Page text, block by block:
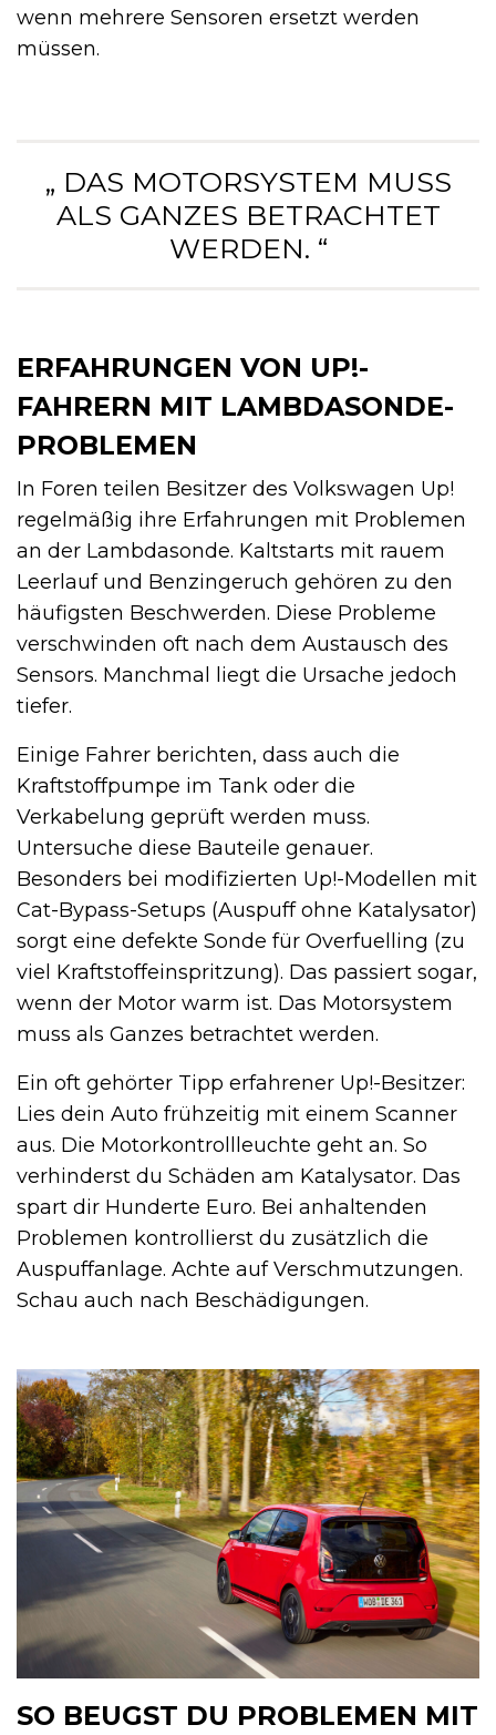
wenn mehrere Sensoren ersetzt werden
müssen.
„ DAS MOTORSYSTEM MUSS
ALS GANZES BETRACHTET
WERDEN. “
ERFAHRUNGEN VON UP!-
FAHRERN MIT LAMBDASONDE-
PROBLEMEN
In Foren teilen Besitzer des Volkswagen Up!
regelmäßig ihre Erfahrungen mit Problemen
an der Lambdasonde. Kaltstarts mit rauem
Leerlauf und Benzingeruch gehören zu den
häufigsten Beschwerden. Diese Probleme
verschwinden oft nach dem Austausch des
Sensors. Manchmal liegt die Ursache jedoch
tiefer.
Einige Fahrer berichten, dass auch die
Kraftstoffpumpe im Tank oder die
Verkabelung geprüft werden muss.
Untersuche diese Bauteile genauer.
Besonders bei modifizierten Up!-Modellen mit
Cat-Bypass-Setups (Auspuff ohne Katalysator)
sorgt eine defekte Sonde für Overfuelling (zu
viel Kraftstoffeinspritzung). Das passiert sogar,
wenn der Motor warm ist. Das Motorsystem
muss als Ganzes betrachtet werden.
Ein oft gehörter Tipp erfahrener Up!-Besitzer:
Lies dein Auto frühzeitig mit einem Scanner
aus. Die Motorkontrollleuchte geht an. So
verhinderst du Schäden am Katalysator. Das
spart dir Hunderte Euro. Bei anhaltenden
Problemen kontrollierst du zusätzlich die
Auspuffanlage. Achte auf Verschmutzungen.
Schau auch nach Beschädigungen.
SO BEUGST DU PROBLEMEN MIT